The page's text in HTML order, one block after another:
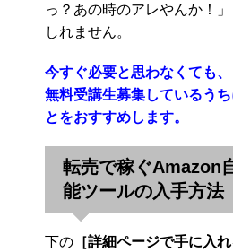
っ？あの時のアレやんか！
しれません。
今すぐ必要と思わなくても、
無料受講生募集しているう
とをおすすめします。
転売で稼ぐAmazon
能ツールの入手方法
下の ［詳細ページで手に入れ